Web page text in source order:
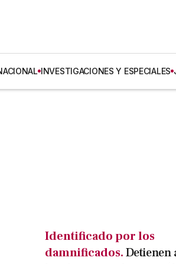
INVESTIGACIONES Y ESPECIALES
Identificado por los
damnificados.Detienen